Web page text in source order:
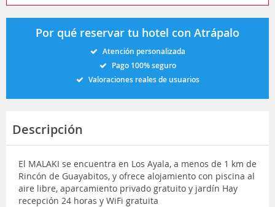
Por qué reservar tu hotel con Atrápalo
Atención personalizada
Pago 100% seguro
Valoraciones reales de usuarios
Descripción
El MALAKI se encuentra en Los Ayala, a menos de 1 km de
Rincón de Guayabitos, y ofrece alojamiento con piscina al
aire libre, aparcamiento privado gratuito y jardín Hay
recepción 24 horas y WiFi gratuita